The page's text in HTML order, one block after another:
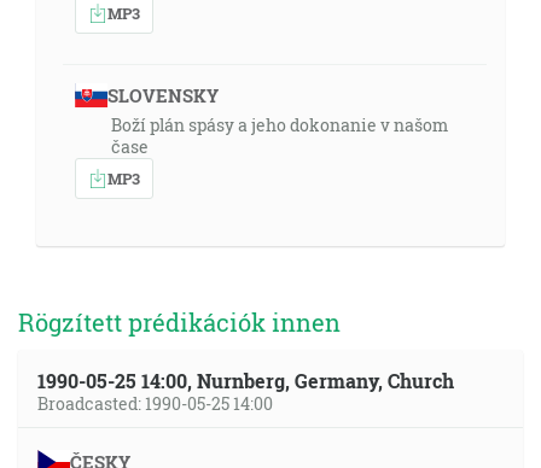
MP3
SLOVENSKY
Boží plán spásy a jeho dokonanie v našom
čase
MP3
Rögzített prédikációk innen
1990-05-25 14:00, Nurnberg, Germany, Church
Broadcasted: 1990-05-25 14:00
ČESKY